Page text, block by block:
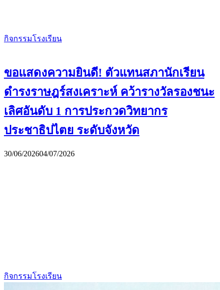
กิจกรรมโรงเรียน
ขอแสดงความยินดี! ตัวแทนสภานักเรียน
ดำรงราษฎร์สงเคราะห์ คว้ารางวัลรองชนะ
เลิศอันดับ 1 การประกวดวิทยากร
ประชาธิปไตย ระดับจังหวัด
30/06/202604/07/2026
กิจกรรมโรงเรียน